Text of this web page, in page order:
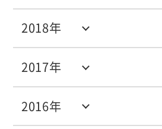
2016年
2017年
2018年